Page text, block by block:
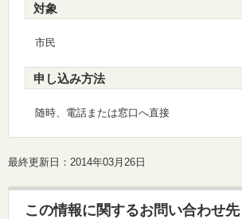
対象
市民
申し込み方法
随時、電話または窓口へ直接
最終更新日：2014年03月26日
この情報に関するお問い合わせ先